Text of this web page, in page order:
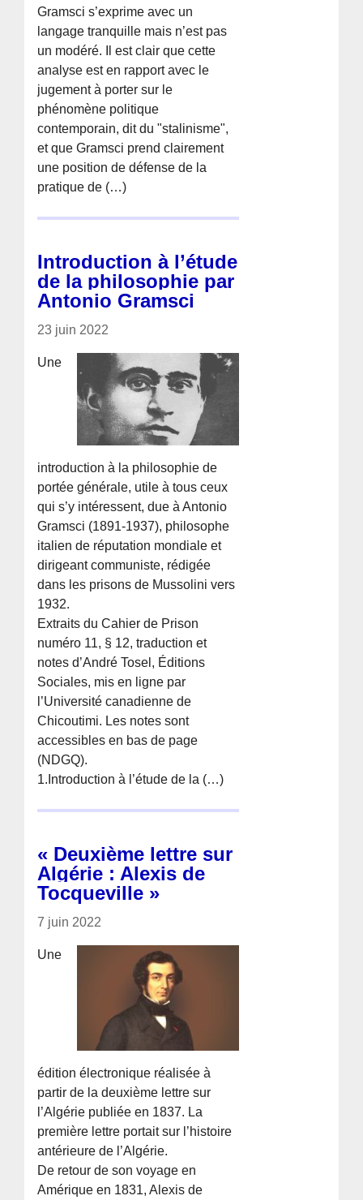
Gramsci s’exprime avec un
langage tranquille mais n’est pas
un modéré. Il est clair que cette
analyse est en rapport avec le
jugement à porter sur le
phénomène politique
contemporain, dit du "stalinisme",
et que Gramsci prend clairement
une position de défense de la
pratique de (…)
Introduction à l’étude
de la philosophie par
Antonio Gramsci
23 juin 2022
Une
introduction à la philosophie de
portée générale, utile à tous ceux
qui s’y intéressent, due à Antonio
Gramsci (1891-1937), philosophe
italien de réputation mondiale et
dirigeant communiste, rédigée
dans les prisons de Mussolini vers
1932.
Extraits du Cahier de Prison
numéro 11, § 12, traduction et
notes d’André Tosel, Éditions
Sociales, mis en ligne par
l’Université canadienne de
Chicoutimi. Les notes sont
accessibles en bas de page
(NDGQ).
1.Introduction à l’étude de la (…)
« Deuxième lettre sur
Algérie : Alexis de
Tocqueville »
7 juin 2022
Une
édition électronique réalisée à
partir de la deuxième lettre sur
l’Algérie publiée en 1837. La
première lettre portait sur l’histoire
antérieure de l’Algérie.
De retour de son voyage en
Amérique en 1831, Alexis de